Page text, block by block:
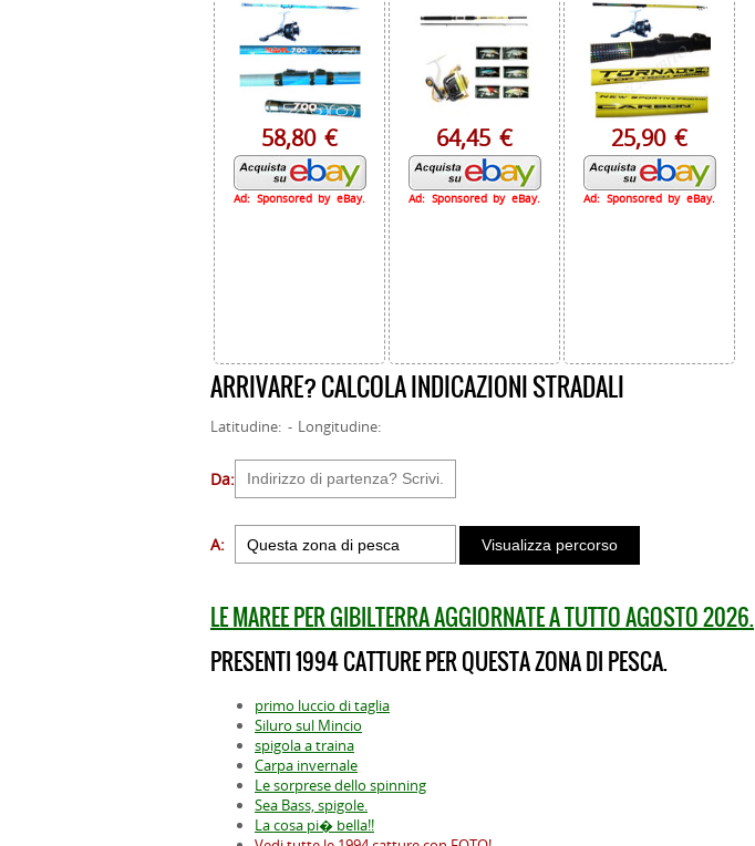
58,80 €
Ad: Sponsored by eBay.
64,45 €
Ad: Sponsored by eBay.
25,90 €
Ad: Sponsored by eBay.
ARRIVARE? CALCOLA INDICAZIONI STRADALI
Latitudine: - Longitudine:
Da:
A:
LE MAREE PER GIBILTERRA AGGIORNATE A TUTTO AGOSTO 2026.
PRESENTI 1994 CATTURE PER QUESTA ZONA DI PESCA.
primo luccio di taglia
Siluro sul Mincio
spigola a traina
Carpa invernale
Le sorprese dello spinning
Sea Bass, spigole.
La cosa pi� bella!!